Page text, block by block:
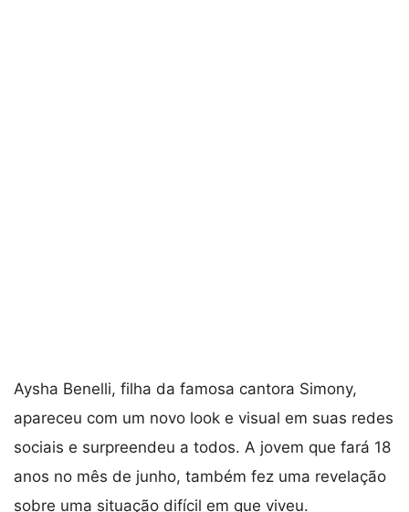
Aysha Benelli, filha da famosa cantora Simony,
apareceu com um novo look e visual em suas redes
sociais e surpreendeu a todos. A jovem que fará 18
anos no mês de junho, também fez uma revelação
sobre uma situação difícil em que viveu.